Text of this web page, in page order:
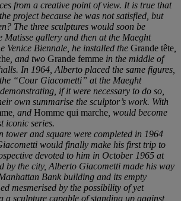
from a creative point of view. It is true that
project because he was not satisfied, but
The three sculptures would soon be
Matisse gallery and then at the Maeght
Venice Biennale, he installed the Grande tête
, and two Grande femme in the middle of
In 1964, Alberto placed the same figures,
“Cour Giacometti” at the Maeght
if it were necessary to do so,
own summarise the sculptor’s work. With
, and Homme qui marche , would become
iconic series.
tower and square were completed in 1964
would finally make his first trip to
devoted to him in October 1965 at
by the city, Alberto Giacometti made his way
Bank building and its empty
mesmerised by the possibility of yet
a sculpture capable of standing up against